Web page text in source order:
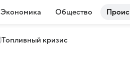
Экономика Общество
Топливный кризис